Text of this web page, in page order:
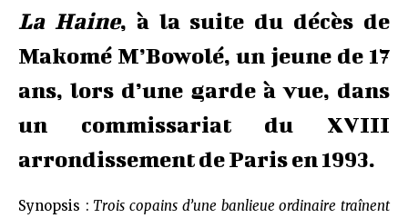
La Haine, à la suite du décès de
Makomé M’Bowolé, un jeune de 17
ans, lors d’une garde à vue, dans
un commissariat du XVIII
arrondissement de Paris en 1993.
Synopsis : Trois copains d’une banlieue ordinaire traînent